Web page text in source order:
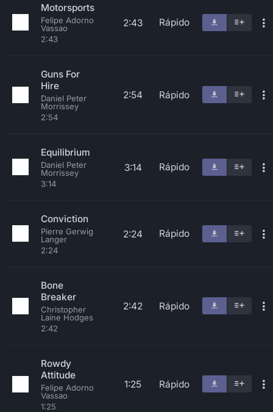
Motorsports
Felipe Adorno
Vassao
2:43
2:43 Rápido
Guns For
Hire
Daniel Peter
Morrissey
2:54
2:54 Rápido
Equilibrium
Daniel Peter
Morrissey
3:14
3:14 Rápido
Conviction
Pierre Gerwig
Langer
2:24
2:24 Rápido
Bone
Breaker
Christopher
Laine Hodges
2:42
2:42 Rápido
Rowdy
Attitude
Felipe Adorno
Vassao
1:25
1:25 Rápido